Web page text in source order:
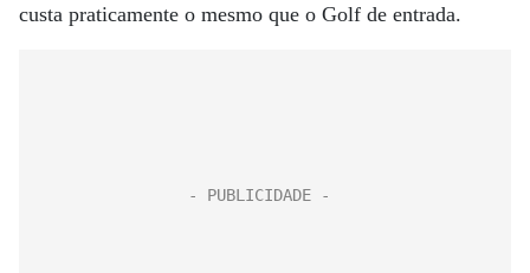
custa praticamente o mesmo que o Golf de entrada.